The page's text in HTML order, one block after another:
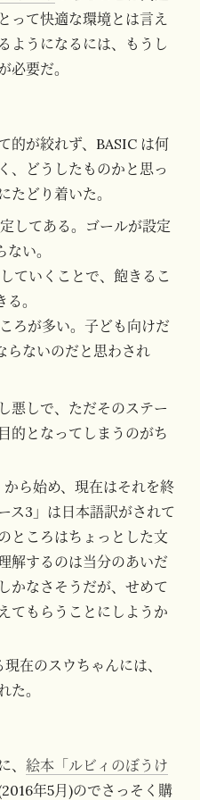
って快適な環境とは言え
ようになるには、もうし
必要だ。
的が絞れず、BASIC は何
、どうしたものかと思っ
にたどり着いた。
してある。ゴールが設定
い。
ていくことで、飽きるこ
。
ろが多い。子ども向けだ
らないのだと思わされ
悪しで、ただそのステー
的となってしまうのがち
ら始め、現在はそれを終
ス3」は日本語訳がされて
ところはちょっとした文
解するのは当分のあいだ
かなさそうだが、せめて
てもらうことにしようか
在のスウちゃんには、
た。
、 絵本「ルビィのぼうけ
年5月)のでさっそく購